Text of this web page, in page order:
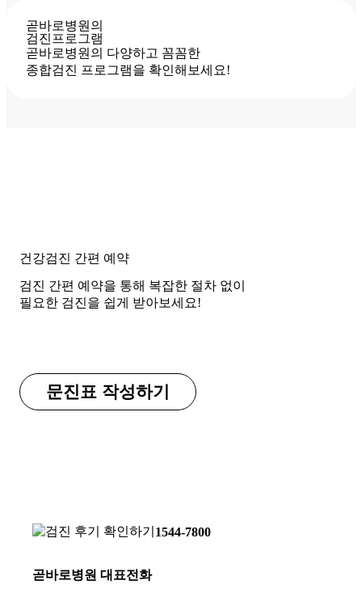
곧바로병원의
검진프로그램
곧바로병원의 다양하고 꼼꼼한
종합검진 프로그램을 확인해보세요!
건강검진 간편 예약
검진 간편 예약을 통해 복잡한 절차 없이
필요한 검진을 쉽게 받아보세요!
문진표 작성하기
1544-7800
곧바로병원 대표전화